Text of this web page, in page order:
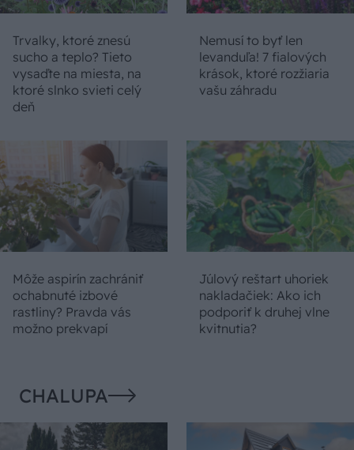
Trvalky, ktoré znesú
sucho a teplo? Tieto
vysaďte na miesta, na
ktoré slnko svieti celý
deň
Nemusí to byť len
levanduľa! 7 fialových
krások, ktoré rozžiaria
vašu záhradu
Môže aspirín zachrániť
ochabnuté izbové
rastliny? Pravda vás
možno prekvapí
Júlový reštart uhoriek
nakladačiek: Ako ich
podporiť k druhej vlne
kvitnutia?
CHALUPA